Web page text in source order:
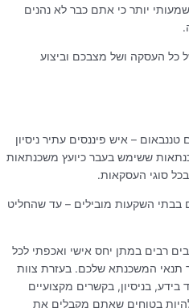
יותר כי אתם כבר לא נהנים
כל העסקה ושל מצבכם וביצוע
2015 ע”י אבירם טננבאום – איש פיננסים עתיר ניסיון
ששימש בעבר כיועץ משכנתאות
סוגי העסקאות.
בבתי השקעות מובילים – עד שהחליט
רבים במתן יחס אישי ואכפתי לכל
המשכנתא שלכם. בעזרת צוות
בניסיון, בקשרים מקצועיים
להיות בטוחים שאתם מקבלים את